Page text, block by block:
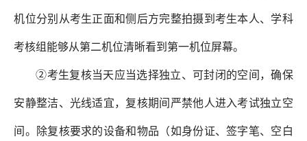
机位分别从考生正面和侧后方完整拍摄到考生本人、学科
考核组能够从第二机位清晰看到第一机位屏幕。
②考生复核当天应当选择独立、可封闭的空间，确保
安静整洁、光线适宜，复核期间严禁他人进入考试独立空
间。除复核要求的设备和物品（如身份证、签字笔、空白